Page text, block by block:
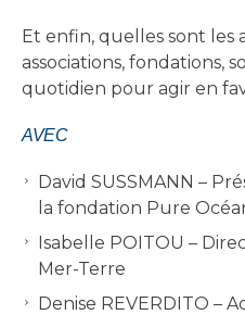
Et enfin, quelles sont les
associations, fondations,
quotidien pour agir en
AVEC
David SUSSMANN –
la fondation Pure
Isabelle POITOU –
Mer-Terre
Denise REVERDITO –